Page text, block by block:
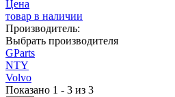
Цена
товар в наличии
Производитель:
Выбрать производителя
GParts
NTY
Volvo
Показано 1 - 3 из 3